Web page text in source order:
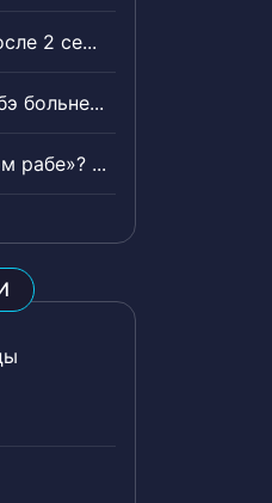
2 се...
больне...
рабе»? ...